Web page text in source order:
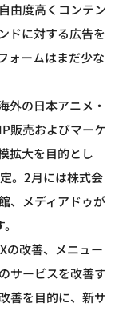
由度高くコンテン
ドに対する広告を
ォームはまだ少な
外の日本アニメ・
販売およびマーケ
拡大を目的とし
。2月には株式会
、メディアドゥが
の改善、メニュー
サービスを改善す
善を目的に、新サ